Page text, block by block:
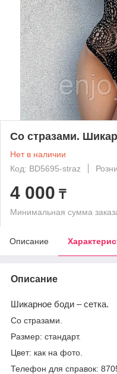
Со стразами.
Нет в наличии
Код: BD5695-straz
4 000 ₸
Минимальная сумма
Описание
Описание
Шикарное боди – сетка.
Со стразами.
Размер: стандарт.
Цвет: как на фото.
Телефон для справок: